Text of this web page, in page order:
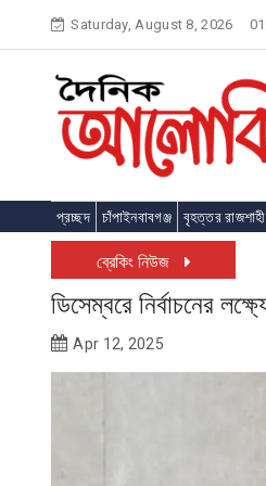
content
Saturday, August 8, 2026
প্রচ্ছদ চাঁপাইনবাবগঞ্জ বৃহত্তর রাজশাহী
ব্রেকিং নিউজ
ডিসেম্বরে নির্বাচনের
Apr 12, 2025